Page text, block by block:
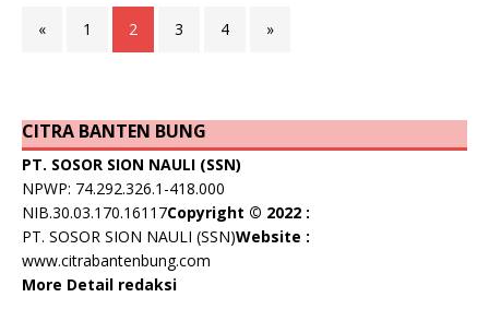
« 1 2 3 4 »
CITRA BANTEN BUNG
PT. SOSOR SION NAULI (SSN)
NPWP: 74.292.326.1-418.000
NIB.30.03.170.16117Copyright © 2022 :
PT. SOSOR SION NAULI (SSN)Website :
www.citrabantenbung.com
More Detail redaksi